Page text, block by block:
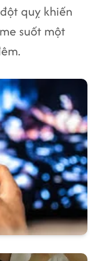
quỵ khiến
suốt một